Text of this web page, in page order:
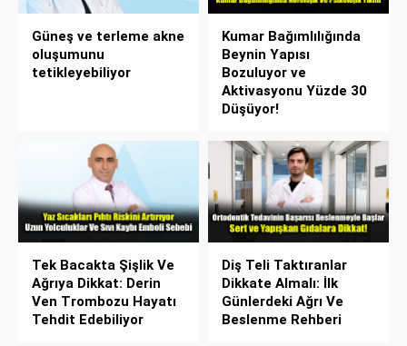
Güneş ve terleme akne
oluşumunu
tetikleyebiliyor
Kumar Bağımlılığında
Beynin Yapısı
Bozuluyor ve
Aktivasyonu Yüzde 30
Düşüyor!
Tek Bacakta Şişlik Ve
Ağrıya Dikkat: Derin
Ven Trombozu Hayatı
Tehdit Edebiliyor
Diş Teli Taktıranlar
Dikkate Almalı: İlk
Günlerdeki Ağrı Ve
Beslenme Rehberi